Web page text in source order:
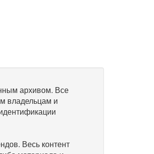
архивом. Все
владельцам и
Весь контент